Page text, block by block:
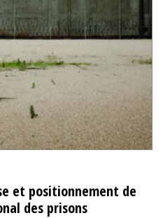
et positionnement de
des prisons